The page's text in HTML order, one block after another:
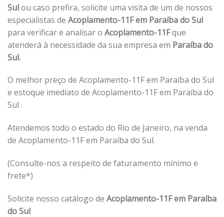
Sulou caso prefira, solicite uma visita de um de nossos
especialistas de Acoplamento-11F em Paraíba do Sul
para verificar e analisar o Acoplamento-11Fque
atenderá à necessidade da sua empresa em Paraíba do
Sul.
O melhor preço de Acoplamento-11F em Paraíba do Sul
e estoque imediato de Acoplamento-11F em Paraíba do
Sul .
Atendemos todo o estado do Rio de Janeiro, na venda
de Acoplamento-11F em Paraíba do Sul.
(Consulte-nos a respeito de faturamento mínimo e
frete*)
Solicite nosso catálogo de Acoplamento-11F em Paraíba
do Sul